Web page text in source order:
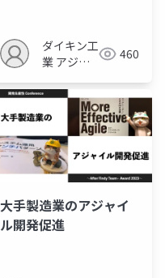
ダイキン工
業 アジャ
ンター
460
大手製造業のアジャイ
ル開発促進